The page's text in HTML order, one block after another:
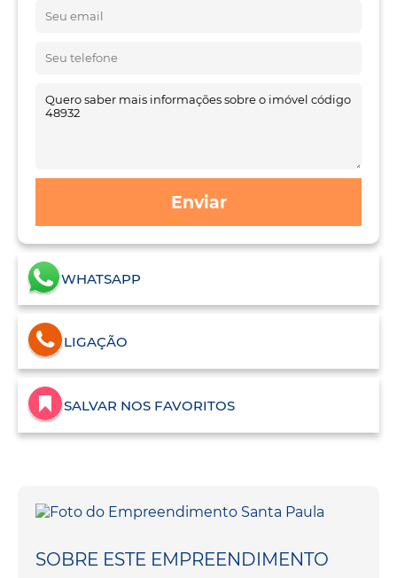
Enviar
WHATSAPP
LIGAÇÃO
SALVAR NOS FAVORITOS
SOBRE ESTE EMPREENDIMENTO